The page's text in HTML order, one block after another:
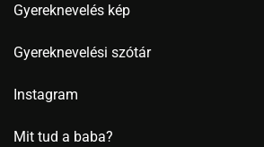
Gyereknevelés kép
Gyereknevelési szótár
Instagram
Mit tud a baba?